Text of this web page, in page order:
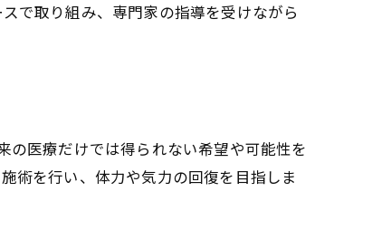
で取り組み、専門家の指導を受けながら
医療だけでは得られない希望や可能性を
術を行い、体力や気力の回復を目指しま